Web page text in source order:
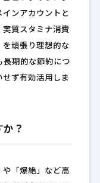
ンアカウントと
実質スタミナ消費
を頑張り理想的な
長期的な節約につ
ず有効活用しま
？
や「爆絶」など高